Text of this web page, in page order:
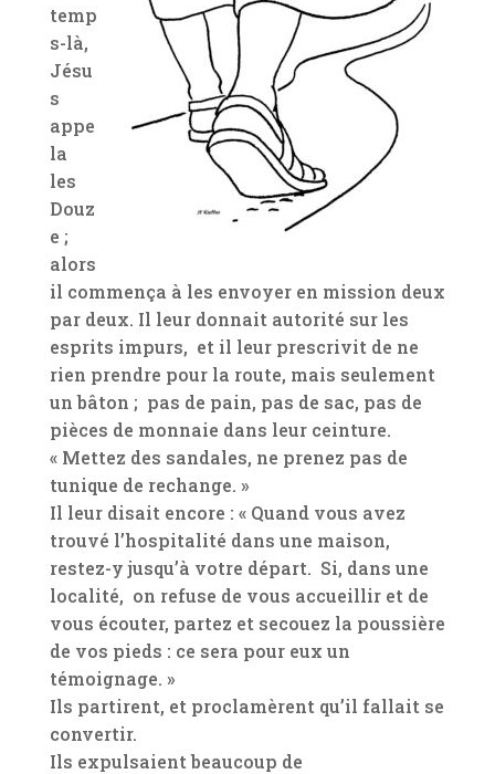
temp
s-là,
Jésu
s
appe
la
les
Douz
e ;
alors
il commença à les envoyer en mission deux
par deux. Il leur donnait autorité sur les
esprits impurs, et il leur prescrivit de ne
rien prendre pour la route, mais seulement
un bâton ; pas de pain, pas de sac, pas de
pièces de monnaie dans leur ceinture.
« Mettez des sandales, ne prenez pas de
tunique de rechange. »
Il leur disait encore : « Quand vous avez
trouvé l’hospitalité dans une maison,
restez-y jusqu’à votre départ. Si, dans une
localité, on refuse de vous accueillir et de
vous écouter, partez et secouez la poussière
de vos pieds : ce sera pour eux un
témoignage. »
Ils partirent, et proclamèrent qu’il fallait se
convertir.
Ils expulsaient beaucoup de